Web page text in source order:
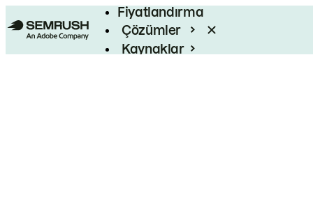
Fiyatlandırma
Çözümler
Kaynaklar